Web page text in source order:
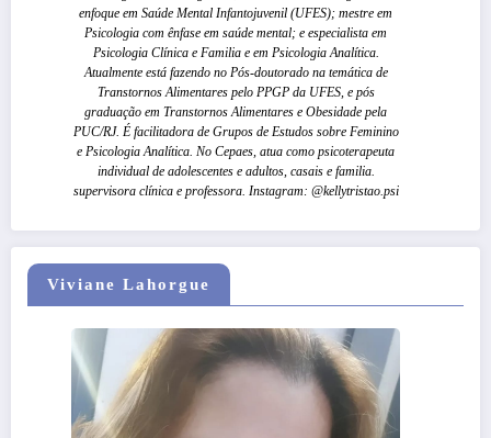
enfoque em Saúde Mental Infantojuvenil (UFES); mestre em
Psicologia com ênfase em saúde mental; e especialista em
Psicologia Clínica e Familia e em Psicologia Analítica.
Atualmente está fazendo no Pós-doutorado na temática de
Transtornos Alimentares pelo PPGP da UFES, e pós
graduação em Transtornos Alimentares e Obesidade pela
PUC/RJ. É facilitadora de Grupos de Estudos sobre Feminino
e Psicologia Analítica. No Cepaes, atua como psicoterapeuta
individual de adolescentes e adultos, casais e familia.
supervisora clínica e professora. Instagram: @kellytristao.psi
Viviane Lahorgue